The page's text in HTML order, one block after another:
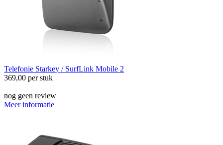
Telefonie Starkey / SurfLink Mobile 2
369,00 per stuk
nog geen review
Meer informatie